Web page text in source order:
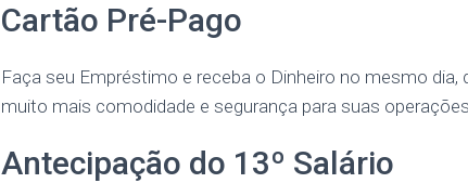
Cartão Pré-Pago
Faça seu Empréstimo e receba o Dinheiro no mesmo
muito mais comodidade e segurança para suas
Antecipação do 13º Salário